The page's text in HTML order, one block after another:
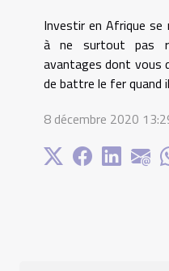
Investir en Afrique
à ne surtout pas
avantages dont vous
de battre le fer quand
8 décembre 2020